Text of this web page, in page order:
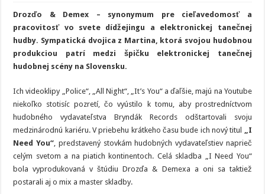
áut,
pät
a
ľudí…
Aj
to
v
klipe
novému
od
Drozďa
&
Demexa
Drozďo & Demex – synonymum pre cieľavedomosť a
pracovitosť vo svete dídžejingu a elektronickej tanečnej
hudby. Sympatická dvojica z Martina, ktorá svojou hudobnou
produkciou patrí medzi špičku elektronickej tanečnej
hudobnej scény na Slovensku.
Ich videoklipy „Police“, „All Night“, „It’s You“ a ďaľšie, majú na Youtube
niekoľko stotisíc pozretí, čo vyústilo k tomu, aby prostredníctvom
hudobného vydavateľstva Bryndák Records odštartovali svoju
medzinárodnú kariéru. V priebehu krátkeho času bude ich nový titul „I
Need You“, predstavený stovkám hudobných vydavateľstiev naprieč
celým svetom a na piatich kontinentoch. Celá skladba „I Need You“
bola vyprodukovaná v štúdiu Drozďa & Demexa a oni sa taktiež
postarali aj o mix a master skladby.